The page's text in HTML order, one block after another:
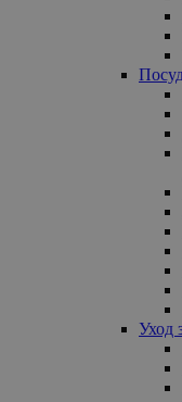
Уход